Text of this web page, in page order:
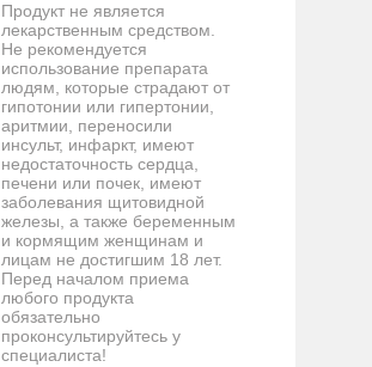
Продукт не является
лекарственным средством.
Не рекомендуется
использование препарата
людям, которые страдают от
гипотонии или гипертонии,
аритмии, переносили
инсульт, инфаркт, имеют
недостаточность сердца,
печени или почек, имеют
заболевания щитовидной
железы, а также беременным
и кормящим женщинам и
лицам не достигшим 18 лет.
Перед началом приема
любого продукта
обязательно
проконсультируйтесь у
специалиста!